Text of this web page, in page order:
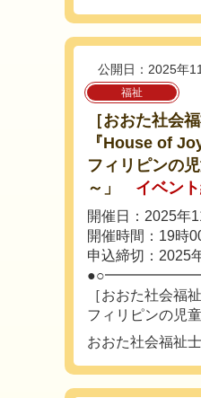
公開日：2025年
福祉
［おおた社会
『House of
フィリピンの
～」
イベン
開催日：2025年
開催時間：19時
申込締切：2025
［おおた社会福
フィリピンの児
おおた社会福祉